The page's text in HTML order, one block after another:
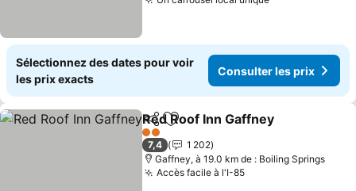
Sélectionnez des dates pour voir
les prix exacts
Consulter les prix
PartagerAjouter à mes favoris
Red Roof Inn Gaffney
2 Étoiles
7,4
1 202
Gaffney, à 19.0 km de : Boiling Springs
Accès facile à l'I-85